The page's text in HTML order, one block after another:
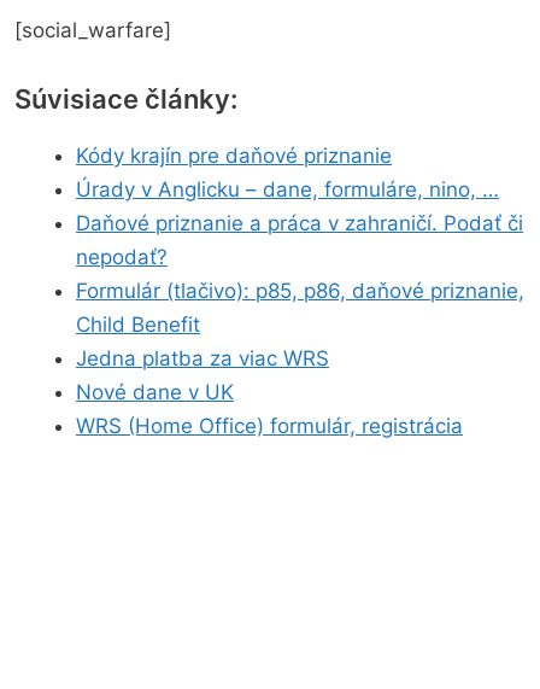
[social_warfare]
Súvisiace články:
Kódy krajín pre daňové priznanie
Úrady v Anglicku – dane, formuláre, nino, …
Daňové priznanie a práca v zahraničí. Podať či
nepodať?
Formulár (tlačivo): p85, p86, daňové priznanie,
Child Benefit
Jedna platba za viac WRS
Nové dane v UK
WRS (Home Office) formulár, registrácia